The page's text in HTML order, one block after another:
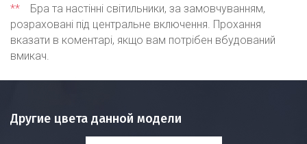
**
Бра та настінні світильники, за замовчуванням,
розраховані під центральне включення. Прохання
вказати в коментарі, якщо вам потрібен вбудований
вмикач.
Другие цвета данной модели